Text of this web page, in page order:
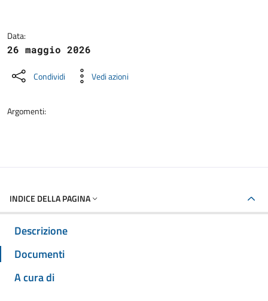
Data:
26 maggio 2026
Condividi Vedi azioni
Argomenti:
INDICE DELLA PAGINA
Descrizione
Documenti
A cura di